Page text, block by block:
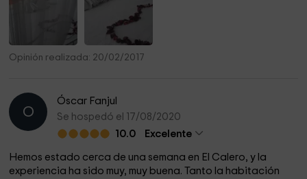
Opinión realizada: 20/02/2017
O
Óscar Fanjul
Se hospedó el 17/08/2020
10.0
Excelente
Hemos estado cerca de una semana en El Calero, y la
experiencia ha sido muy, muy buena. Tanto la habitación